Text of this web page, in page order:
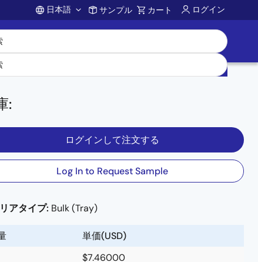
Account
日本語 サンプル カート ログイン
:
ログインして注文する
Log In to Request Sample
アタイプ: Bulk (Tray)
単価(USD)
$7.46000